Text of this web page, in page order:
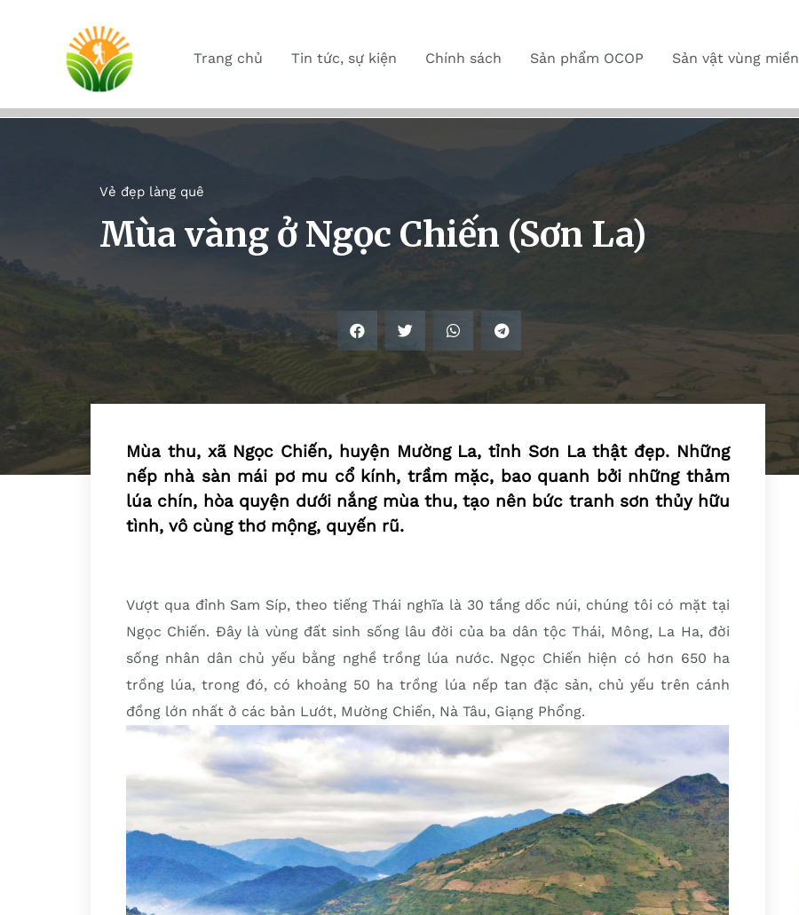
Trang chủ Tin tức, sự kiện Chính sách Sản phẩm OCOP Sản vật vùng miền
Vẻ đẹp làng quê
Mùa vàng ở Ngọc Chiến (Sơn La)
Mùa thu, xã Ngọc Chiến, huyện Mường La, tỉnh Sơn La thật đẹp. Những
nếp nhà sàn mái pơ mu cổ kính, trầm mặc, bao quanh bởi những thảm
lúa chín, hòa quyện dưới nắng mùa thu, tạo nên bức tranh sơn thủy hữu
tình, vô cùng thơ mộng, quyến rũ.
Vượt qua đỉnh Sam Síp, theo tiếng Thái nghĩa là 30 tầng dốc núi, chúng tôi có mặt tại
Ngọc Chiến. Đây là vùng đất sinh sống lâu đời của ba dân tộc Thái, Mông, La Ha, đời
sống nhân dân chủ yếu bằng nghề trồng lúa nước. Ngọc Chiến hiện có hơn 650 ha
trồng lúa, trong đó, có khoảng 50 ha trồng lúa nếp tan đặc sản, chủ yếu trên cánh
đồng lớn nhất ở các bản Lướt, Mường Chiến, Nà Tâu, Giạng Phổng.